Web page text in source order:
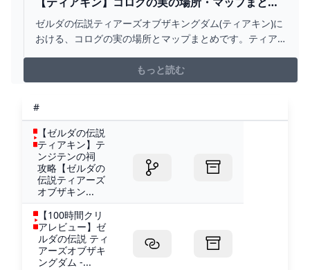
｜全900箇所【ゼルダの伝説ティアーズオブザキン
グダム】
ゼルダの伝説ティアーズオブザキングダム(ティアキン)に
おける、コログの実の場所とマップまとめです。ティア
もっと読む
#
【ゼルダの伝説
ティアキン】テ
ンジテンの祠
攻略【ゼルダの
伝説ティアーズ
オブザキン...
【100時間クリ
アレビュー】ゼ
ルダの伝説 ティ
アーズオブザキ
ングダム -...